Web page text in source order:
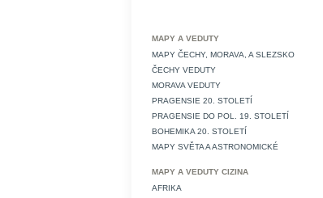
MAPY A VEDUTY
MAPY ČECHY, MORAVA, A SLEZSKO
ČECHY VEDUTY
MORAVA VEDUTY
PRAGENSIE 20. STOLETÍ
PRAGENSIE DO POL. 19. STOLETÍ
BOHEMIKA 20. STOLETÍ
MAPY SVĚTA A ASTRONOMICKÉ
MAPY A VEDUTY CIZINA
AFRIKA